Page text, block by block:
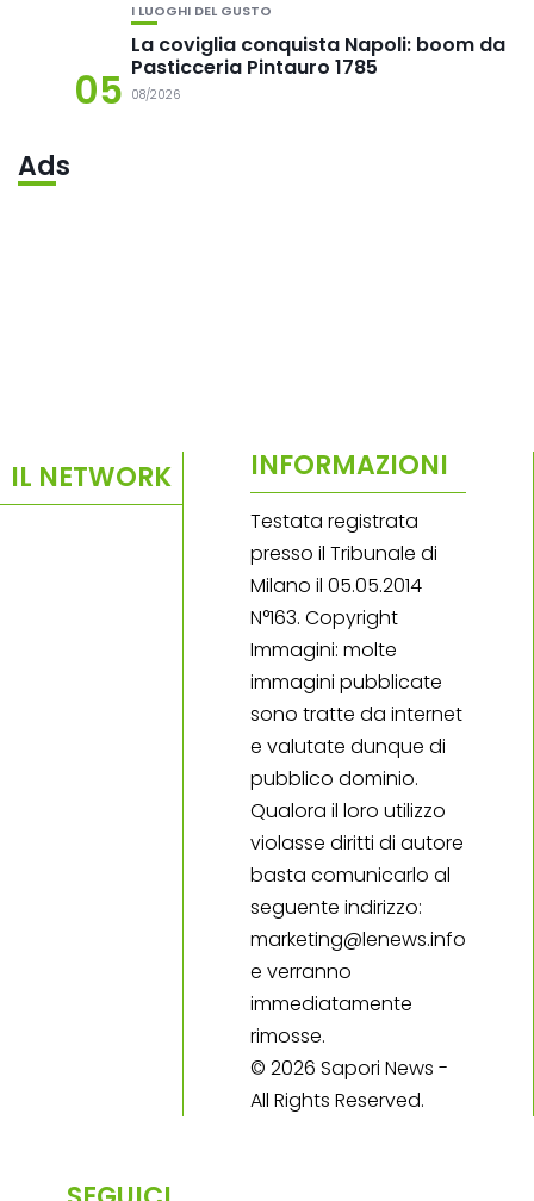
05
I LUOGHI DEL GUSTO
La coviglia conquista Napoli: boom da
Pasticceria Pintauro 1785
08/2026
Ads
IL NETWORK INFORMAZIONI
Testata registrata
presso il Tribunale di
Milano il 05.05.2014
N°163. Copyright
Immagini: molte
immagini pubblicate
sono tratte da internet
e valutate dunque di
pubblico dominio.
Qualora il loro utilizzo
violasse diritti di autore
basta comunicarlo al
seguente indirizzo:
marketing@lenews.info
e verranno
immediatamente
rimosse.
© 2026 Sapori News -
All Rights Reserved.